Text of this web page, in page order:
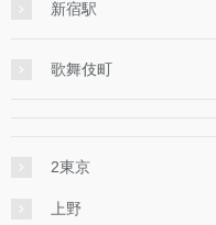
新宿駅
歌舞伎町
2東京
上野